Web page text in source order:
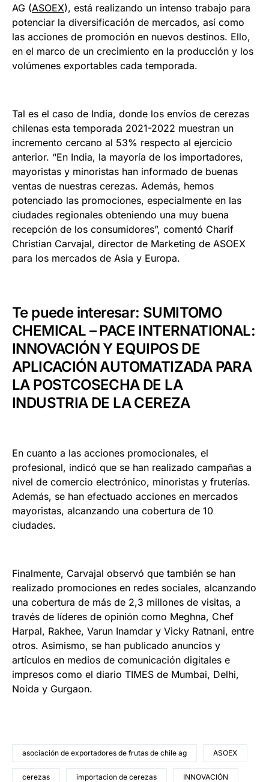
AG (ASOEX), está realizando un intenso trabajo para
potenciar la diversificación de mercados, así como
las acciones de promoción en nuevos destinos. Ello,
en el marco de un crecimiento en la producción y los
volúmenes exportables cada temporada.
Tal es el caso de India, donde los envíos de cerezas
chilenas esta temporada 2021-2022 muestran un
incremento cercano al 53% respecto al ejercicio
anterior. “En India, la mayoría de los importadores,
mayoristas y minoristas han informado de buenas
ventas de nuestras cerezas. Además, hemos
potenciado las promociones, especialmente en las
ciudades regionales obteniendo una muy buena
recepción de los consumidores”, comentó Charif
Christian Carvajal, director de Marketing de ASOEX
para los mercados de Asia y Europa.
Te puede interesar: SUMITOMO
CHEMICAL – PACE INTERNATIONAL:
INNOVACIÓN Y EQUIPOS DE
APLICACIÓN AUTOMATIZADA PARA
LA POSTCOSECHA DE LA
INDUSTRIA DE LA CEREZA
En cuanto a las acciones promocionales, el
profesional, indicó que se han realizado campañas a
nivel de comercio electrónico, minoristas y fruterías.
Además, se han efectuado acciones en mercados
mayoristas, alcanzando una cobertura de 10
ciudades.
Finalmente, Carvajal observó que también se han
realizado promociones en redes sociales, alcanzando
una cobertura de más de 2,3 millones de visitas, a
través de líderes de opinión como Meghna, Chef
Harpal, Rakhee, Varun Inamdar y Vicky Ratnani, entre
otros. Asimismo, se han publicado anuncios y
artículos en medios de comunicación digitales e
impresos como el diario TIMES de Mumbai, Delhi,
Noida y Gurgaon.
asociación de exportadores de frutas de chile ag ASOEX
cerezas importacion de cerezas INNOVACIÓN